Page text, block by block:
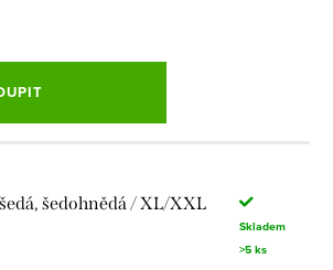
šedohnědá / XL/XXL
Skladem
>5 ks